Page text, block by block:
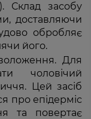
Склад засобу
доставляючи
обробляє
його.
Для
чоловічий
Цей засіб
про епідерміс
та повертає